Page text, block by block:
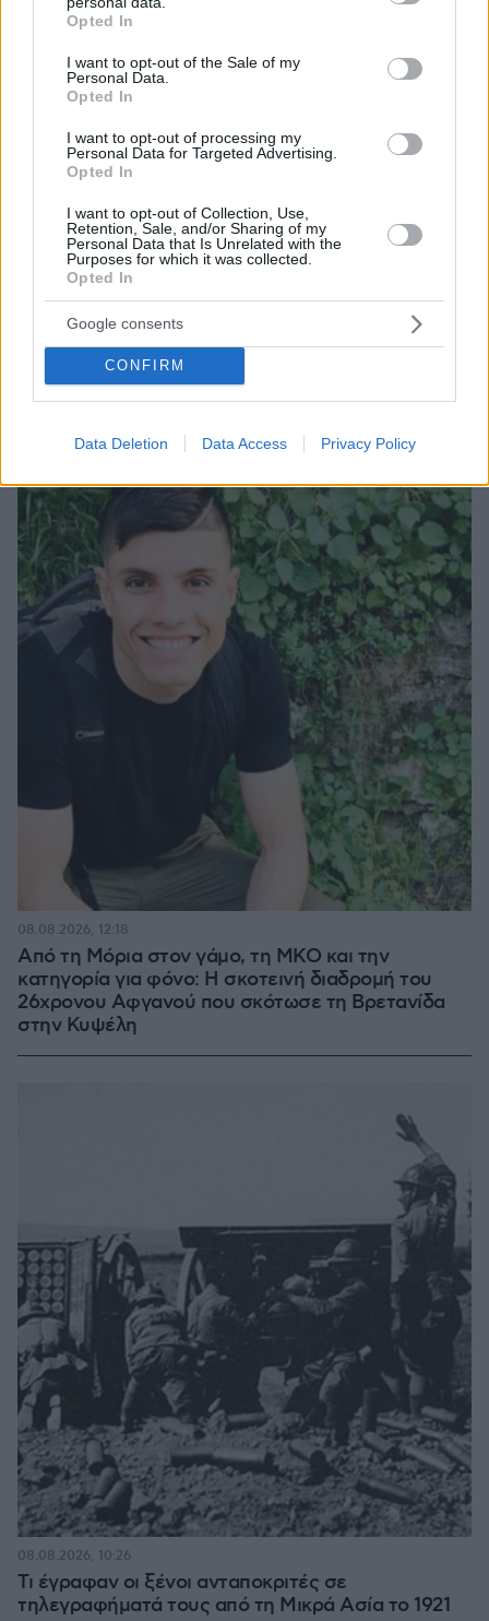
grant or deny consent to Google and its third-party tags to
use your data for below specified purposes in below Google
consent section.
Opted In
I want to opt-out of the Sale of my
Personal Data.
Opted In
I want to opt-out of processing my
Personal Data for Targeted Advertising.
Opted In
I want to opt-out of Collection, Use,
Retention, Sale, and/or Sharing of my
Personal Data that Is Unrelated with the
Purposes for which it was collected.
Opted In
Google consents
CONFIRM
Data Deletion Data Access Privacy Policy
Συνέντευξη ποταμός του Χάντερ Μπάιντεν: Ο
πατέρας μου έχει μεταστάσεις στα οστά - Έπινα 4
λίτρα βότκα τη μέρα, κάπνιζα κρακ κάθε 15 λεπτά
08.08.2026, 14:25
Από τη Μόρια στον γάμο, τη ΜΚΟ και την
κατηγορία για φόνο: Η σκοτεινή διαδρομή του
26χρονου Αφγανού που σκότωσε τη Βρετανίδα
στην Κυψέλη
08.08.2026, 12:18
Τι έγραφαν οι ξένοι ανταποκριτές σε
τηλεγραφήματά τους από τη Μικρά Ασία το 1921
08.08.2026, 10:26